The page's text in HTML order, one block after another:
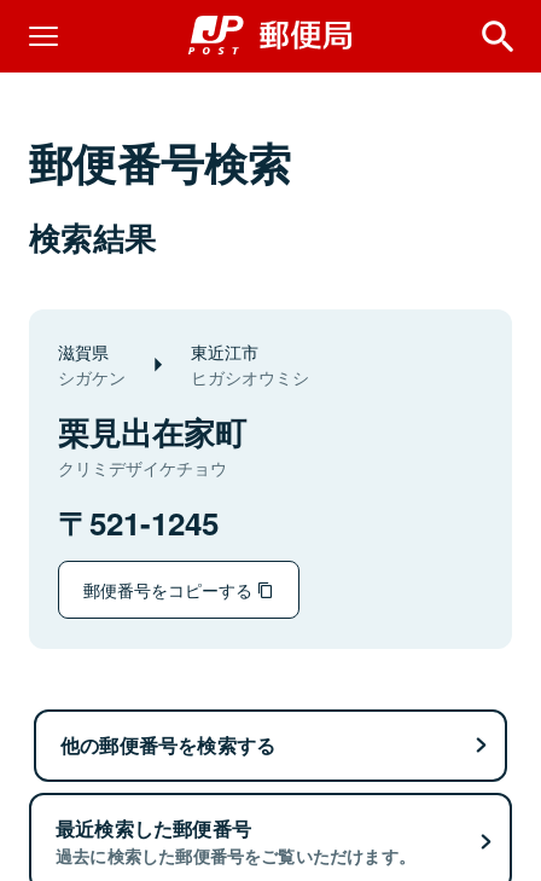
郵便番号検索
検索結果
滋賀県
シガケン
東近江市
ヒガシオウミシ
栗見出在家町
クリミデザイケチョウ
521-1245
郵便番号をコピーする
他の郵便番号を検索する
最近検索した郵便番号
過去に検索した郵便番号をご覧いただけます。